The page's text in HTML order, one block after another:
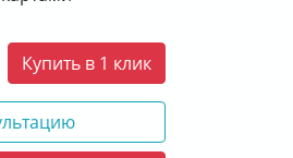
Купить в 1 клик